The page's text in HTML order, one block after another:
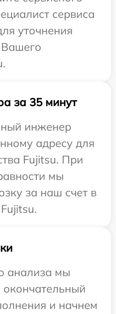
сервиса
уточнения
за 35 минут
инженер
адресу для
Fujitsu. При
мы
за наш счет в
анализа мы
окончательный
и начнем